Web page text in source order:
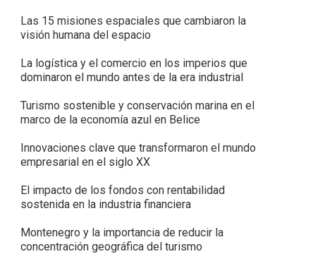
Las 15 misiones espaciales que cambiaron la
visión humana del espacio
La logística y el comercio en los imperios que
dominaron el mundo antes de la era industrial
Turismo sostenible y conservación marina en el
marco de la economía azul en Belice
Innovaciones clave que transformaron el mundo
empresarial en el siglo XX
El impacto de los fondos con rentabilidad
sostenida en la industria financiera
Montenegro y la importancia de reducir la
concentración geográfica del turismo